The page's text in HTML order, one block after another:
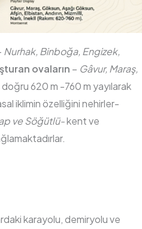
Nurhak, Binboğa, Engizek,
ovaların – Gâvur, Maraş,
620 m -760 m yayılarak
iklimin özelliğini nehirler-
ve Söğütlü-kent ve
karayolu, demiryolu ve